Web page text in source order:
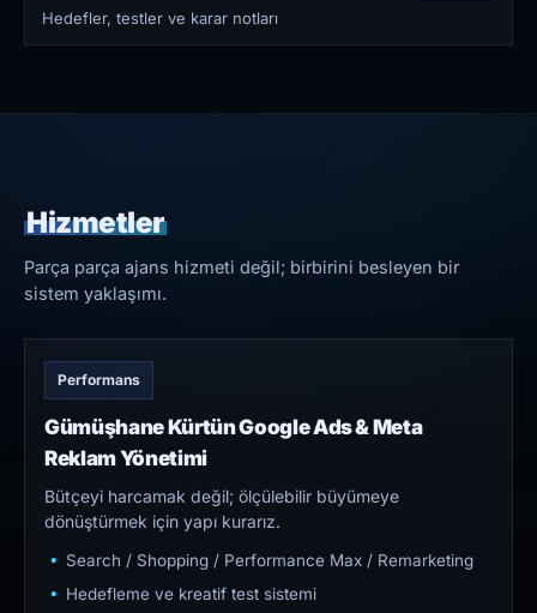
Hedefler, testler ve karar notları
Hizmetler
Parça parça ajans hizmeti değil; birbirini besleyen bir
sistem yaklaşımı.
Performans
Gümüşhane Kürtün Google Ads & Meta
Reklam Yönetimi
Bütçeyi harcamak değil; ölçülebilir büyümeye
dönüştürmek için yapı kurarız.
Search / Shopping / Performance Max / Remarketing
Hedefleme ve kreatif test sistemi